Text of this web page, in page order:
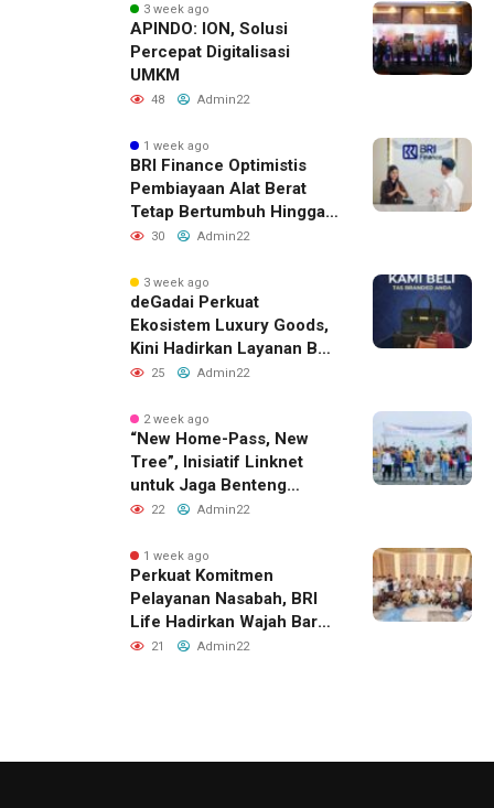
3 week ago
APINDO: ION, Solusi
Percepat Digitalisasi
UMKM
48 Admin22
1 week ago
BRI Finance Optimistis
Pembiayaan Alat Berat
Tetap Bertumbuh Hingga
Akhir 2026
30 Admin22
3 week ago
deGadai Perkuat
Ekosistem Luxury Goods,
Kini Hadirkan Layanan Beli
Tas, Titip Jual, dan Gadai
25 Admin22
2 week ago
“New Home-Pass, New
Tree”, Inisiatif Linknet
untuk Jaga Benteng
Pesisir dan Masa Depan
22 Admin22
1 week ago
Perkuat Komitmen
Pelayanan Nasabah, BRI
Life Hadirkan Wajah Baru
Kantor Layanan di
21 Admin22